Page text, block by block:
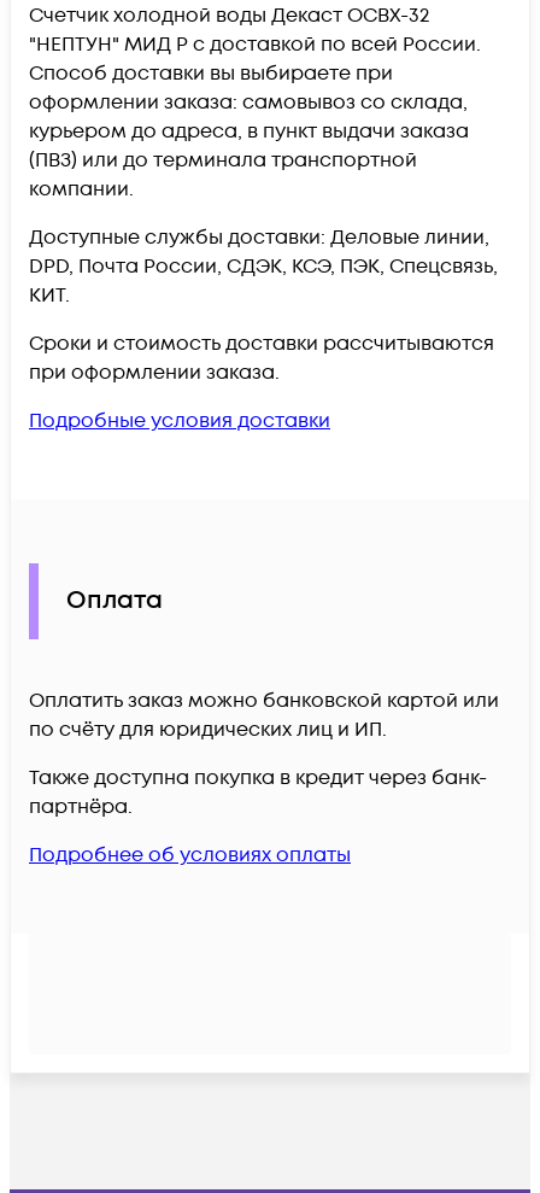
Счетчик холодной воды Декаст ОСВХ-32
"НЕПТУН" МИД Р c доставкой по всей России.
Способ доставки вы выбираете при
оформлении заказа: самовывоз со склада,
курьером до адреса, в пункт выдачи заказа
(ПВЗ) или до терминала транспортной
компании.
Доступные службы доставки: Деловые линии,
DPD, Почта России, СДЭК, КСЭ, ПЭК, Спецсвязь,
КИТ.
Сроки и стоимость доставки рассчитываются
при оформлении заказа.
Подробные условия доставки
Оплата
Оплатить заказ можно банковской картой или
по счёту для юридических лиц и ИП.
Также доступна покупка в кредит через банк-
партнёра.
Подробнее об условиях оплаты